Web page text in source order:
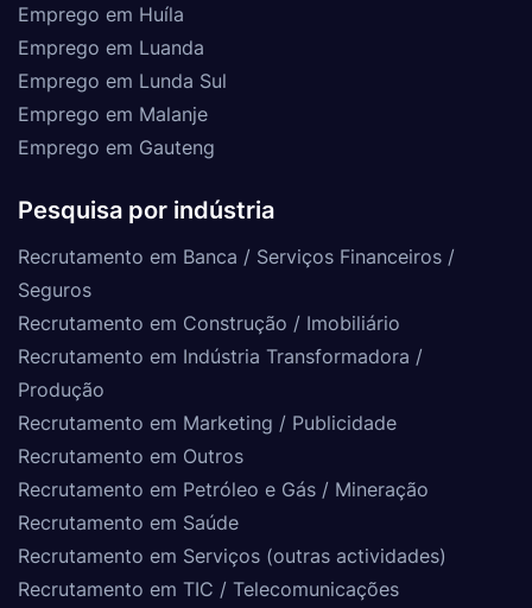
Emprego em Huíla
Emprego em Luanda
Emprego em Lunda Sul
Emprego em Malanje
Emprego em Gauteng
Pesquisa por indústria
Recrutamento em Banca / Serviços Financeiros /
Seguros
Recrutamento em Construção / Imobiliário
Recrutamento em Indústria Transformadora /
Produção
Recrutamento em Marketing / Publicidade
Recrutamento em Outros
Recrutamento em Petróleo e Gás / Mineração
Recrutamento em Saúde
Recrutamento em Serviços (outras actividades)
Recrutamento em TIC / Telecomunicações